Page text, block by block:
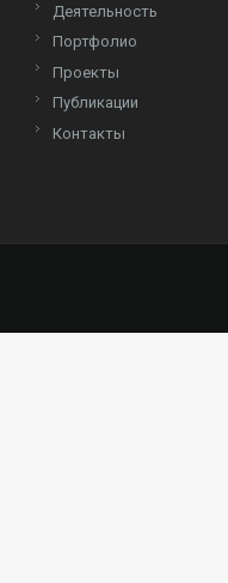
Деятельность
Портфолио
Проекты
Публикации
Контакты